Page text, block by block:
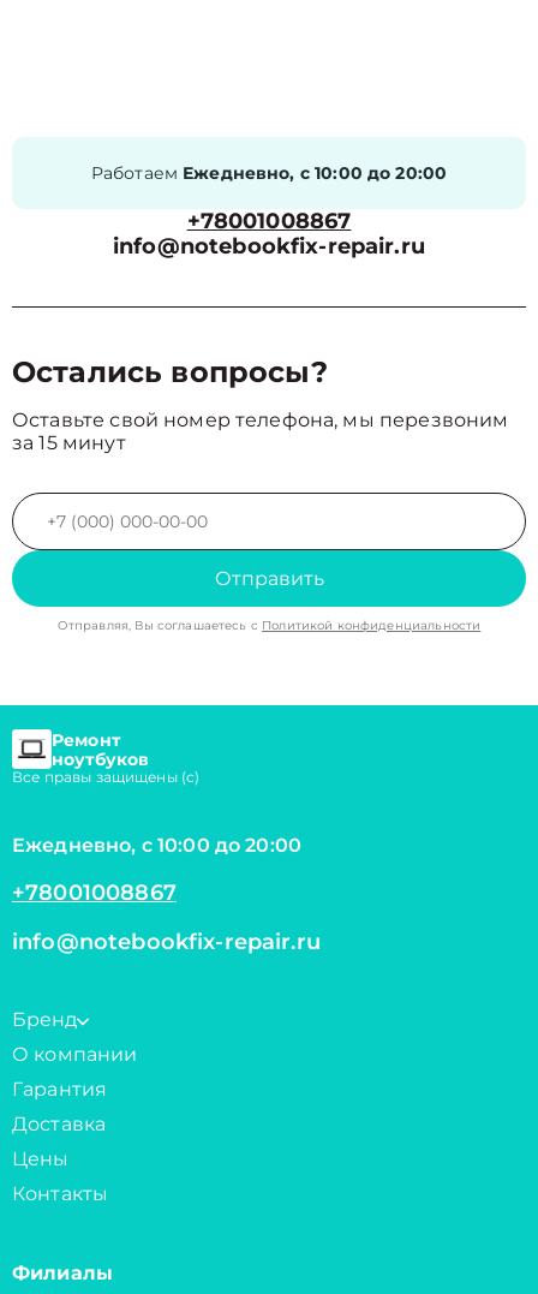
Работаем Ежедневно, с 10:00 до 20:00
+78001008867
info@notebookfix-repair.ru
Остались вопросы?
Оставьте свой номер телефона, мы перезвоним
за 15 минут
Отправить
Отправляя, Вы соглашаетесь с Политикой конфиденциальности
Ремонт
ноутбуков
Все правы защищены (с)
Ежедневно, с 10:00 до 20:00
+78001008867
info@notebookfix-repair.ru
Бренд
О компании
Гарантия
Доставка
Цены
Контакты
Филиалы